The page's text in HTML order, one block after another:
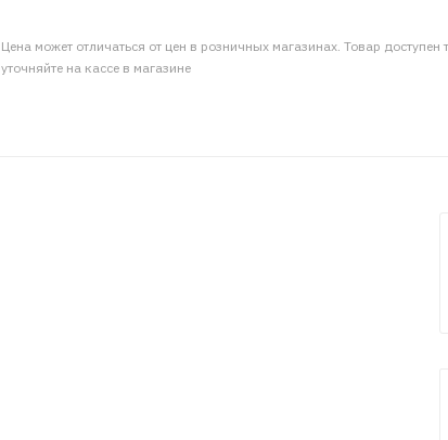
Цена может отличаться от цен в розничных магазинах. Товар
уточняйте на кассе в магазине